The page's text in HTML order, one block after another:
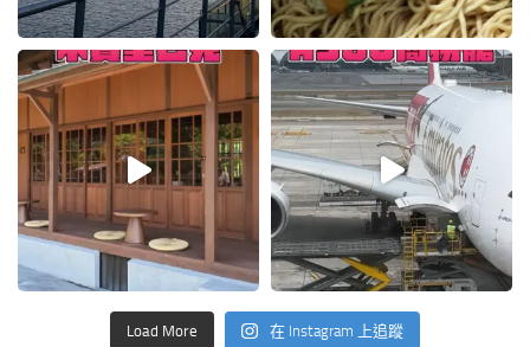
Load More 在 Instagram 上追蹤